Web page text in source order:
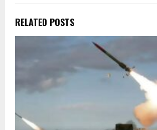
RELATED POSTS